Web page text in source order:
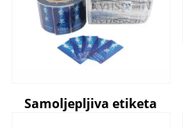
Samoljepljiva etiketa